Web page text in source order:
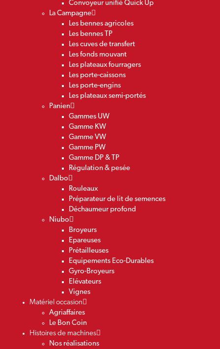
Convoyeur unifié Quick Up
La Campagne
Les bennes agricoles
Les bennes TP
Les cuves de transfert
Les fonds mouvant
Les plateaux fourragers
Les porte-caissons
Les porte-engins
Les plateaux semi-portés
Panien
Gammes UW
Gamme KW
Gamme VW
Gamme PW
Gamme DP & TP
Régulation & pesée
Dalbo
Rouleaux
Préparateur de lit de semences
Déchaumeur profond
Niubo
Broyeurs
Epareuses
Prétailleuses
Equipements Eco-Durables
Gyro-Broyeurs
Elévateurs
Vignes
Matériel occasion
Agriaffaires
Le Bon Coin
Histoires de machines
Nos réalisations